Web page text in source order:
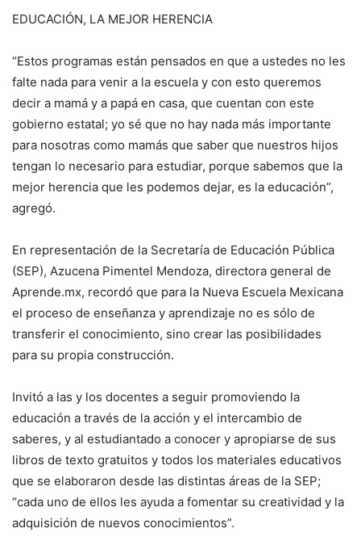
EDUCACIÓN, LA MEJOR HERENCIA
“Estos programas están pensados en que a ustedes no les
falte nada para venir a la escuela y con esto queremos
decir a mamá y a papá en casa, que cuentan con este
gobierno estatal; yo sé que no hay nada más importante
para nosotras como mamás que saber que nuestros hijos
tengan lo necesario para estudiar, porque sabemos que la
mejor herencia que les podemos dejar, es la educación”,
agregó.
En representación de la Secretaría de Educación Pública
(SEP), Azucena Pimentel Mendoza, directora general de
Aprende.mx, recordó que para la Nueva Escuela Mexicana
el proceso de enseñanza y aprendizaje no es sólo de
transferir el conocimiento, sino crear las posibilidades
para su propia construcción.
Invitó a las y los docentes a seguir promoviendo la
educación a través de la acción y el intercambio de
saberes, y al estudiantado a conocer y apropiarse de sus
libros de texto gratuitos y todos los materiales educativos
que se elaboraron desde las distintas áreas de la SEP;
“cada uno de ellos les ayuda a fomentar su creatividad y la
adquisición de nuevos conocimientos”.